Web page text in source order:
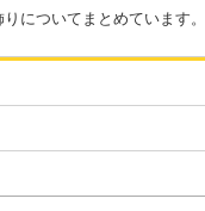
についてまとめています。